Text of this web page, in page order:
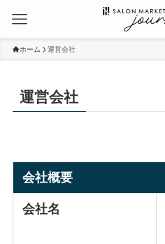
ホーム 運営会社
運営会社
会社概要
会社名